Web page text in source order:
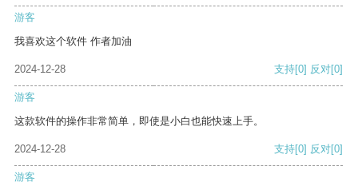
游客
我喜欢这个软件 作者加油
2024-12-28 支持[0] 反对[0]
游客
这款软件的操作非常简单，即使是小白也能快速上手。
2024-12-28 支持[0] 反对[0]
游客